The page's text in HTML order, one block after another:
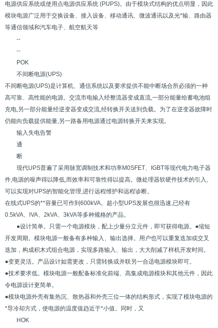
电源供应系统或使用点电源供应系统 (PUPS)。由于模块式结构的优点明显，因此
模块电源广泛用于交换设备、接入设备、移动通讯、微波通讯以及光*输、路由器
等通信领域和汽车电子、航空航天等
--
--
POK
不间断电源(UPS)
不间断电源(UPS)是计算机、通信系统以及要求提供不能中断场合所必须的一种
高可靠、高性能的电源。交流市电输入经整流器变成直流,一部分能量给蓄电池组
充电,另一部分能量经逆变器变成交流,经转换开关送到负载。为了在逆变器故障时
仍能向负载提供能量,另一路备用电源通过电源转换开关来实现。
输入失电告警
通
断
现代UPS普遍了采用脉宽调制技术和功率M0SFET、IGBT等现代电力电子器
件,电源的噪声得以降低,而效率和可靠性得以提高。微处理器软硬件技术的引入,
可以实现对UPS的智能化管理,进行远程维护和远程诊断。
在线式UPS的**容量已可作到600kVA。超小型UPS发展也很迅速,已经有
0.5kVA、lVA、2kVA、3kVA等多种规格的产品。
●设计简单。只需一个电源模块，配上少量分立元件，即可获得电源。●缩短
开发周期。模块电源一般备有多种输入、输出选择。用户也可以重复迭加或交叉
迭加，构成积木式组合电源，实现多路输入、输出，大大削减了样机开发时间。
●变更灵活。产品设计如需更改，只需转换或并联另一合适电源模块即可。
●技术要求低。模块电源一般配备标准化前端、高集成电源模块和其他元件，因此
令电源设计更简单。
●模块电源外壳有集热沉、散热器和外壳三位一体的结构形式，实现了模块电源的
*导冷却方式，使电源的温度值趋近于*小值。同时，又
HOK